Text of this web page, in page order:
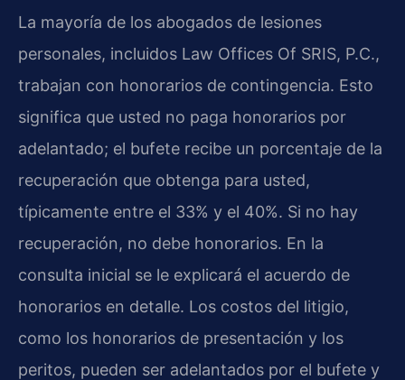
La mayoría de los abogados de lesiones
personales, incluidos Law Offices Of SRIS, P.C.,
trabajan con honorarios de contingencia. Esto
significa que usted no paga honorarios por
adelantado; el bufete recibe un porcentaje de la
recuperación que obtenga para usted,
típicamente entre el 33% y el 40%. Si no hay
recuperación, no debe honorarios. En la
consulta inicial se le explicará el acuerdo de
honorarios en detalle. Los costos del litigio,
como los honorarios de presentación y los
peritos, pueden ser adelantados por el bufete y